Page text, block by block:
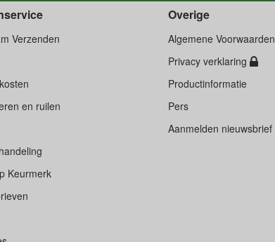
Verzenden
en ruilen
Keurmerk
Overige
Algemene Voorwaarden
Privacy verklaring
Productinformatie
Pers
Aanmelden nieuwsbrief